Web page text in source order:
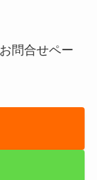
問合せペー